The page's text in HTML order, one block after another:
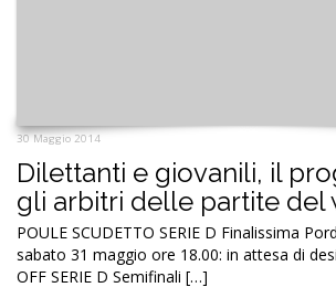
30 Maggio 2014
Dilettanti e giovanili, il
gli arbitri delle partite del
POULE SCUDETTO SERIE D Finalissima
sabato 31 maggio ore 18.00: in attesa di
OFF SERIE D Semifinali […]